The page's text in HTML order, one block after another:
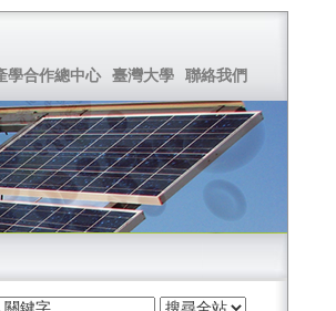
學合作總中心 臺灣大學 聯絡我們